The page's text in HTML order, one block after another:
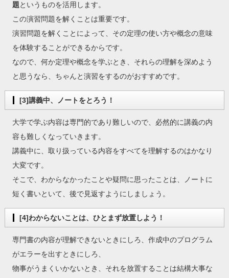
題というものを活用します。
この演習問題を解くことは重要です。
演習問題を解くことによって、その定理の使い方や概念の意味
を体験することができるからです。
なので、何か定理や概念を学ぶとき、それらの理解を深めよう
と思うなら、ちゃんと演習をするのがおすすめです。
[3]講義中、ノートをとろう！
大学で学ぶ内容は専門的であり難しいので、必然的に講義の内
容も難しくなっていきます。
講義中に、取り扱っている内容をすべてを理解するのはかなり
大変です。
そこで、わからなかったことや疑問に思ったことは、ノートに
短く書いといて、後で見返すようにしましょう。
[4]わからないことは、ひとまず放置しよう！
専門書の内容が理解できないときにしろ、作成中のプログラム
がエラーを出すときにしろ、
物事がうまくいかないとき、それを放置することは結構大事な